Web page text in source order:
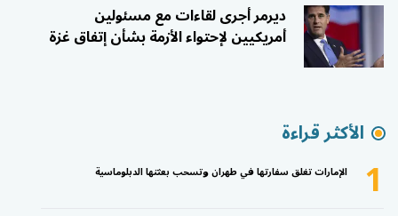
ديرمر أجرى لقاءات مع مسئولين
أمريكيين لإحتواء الأزمة بشأن إتفاق غزة
الأكثر قراءة
1 الإمارات تغلق سفارتها في طهران وتسحب بعثتها الدبلوماسية